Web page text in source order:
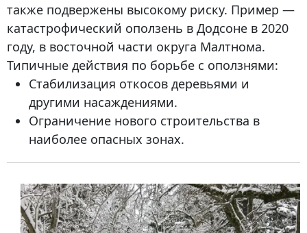
также подвержены высокому риску. Пример —
катастрофический оползень в Додсоне в 2020
году, в восточной части округа Малтнома.
Типичные действия по борьбе с оползнями:
Стабилизация откосов деревьями и
другими насаждениями.
Ограничение нового строительства в
наиболее опасных зонах.